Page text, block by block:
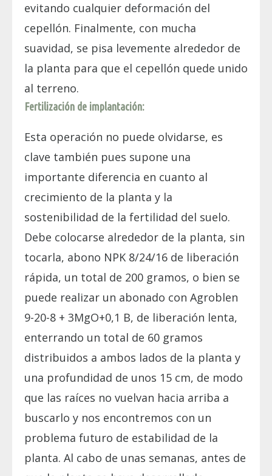
evitando cualquier deformación del
cepellón. Finalmente, con mucha
suavidad, se pisa levemente alrededor de
la planta para que el cepellón quede unido
al terreno.
Fertilización de implantación:
Esta operación no puede olvidarse, es
clave también pues supone una
importante diferencia en cuanto al
crecimiento de la planta y la
sostenibilidad de la fertilidad del suelo.
Debe colocarse alrededor de la planta, sin
tocarla, abono NPK 8/24/16 de liberación
rápida, un total de 200 gramos, o bien se
puede realizar un abonado con Agroblen
9-20-8 + 3MgO+0,1 B, de liberación lenta,
enterrando un total de 60 gramos
distribuidos a ambos lados de la planta y
una profundidad de unos 15 cm, de modo
que las raíces no vuelvan hacia arriba a
buscarlo y nos encontremos con un
problema futuro de estabilidad de la
planta. Al cabo de unas semanas, antes de